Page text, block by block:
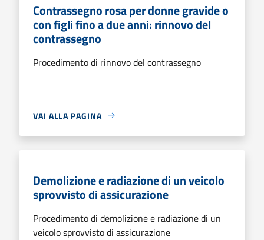
Contrassegno rosa per donne gravide o
con figli fino a due anni: rinnovo del
contrassegno
Procedimento di rinnovo del contrassegno
VAI ALLA PAGINA
Demolizione e radiazione di un veicolo
sprovvisto di assicurazione
Procedimento di demolizione e radiazione di un
veicolo sprovvisto di assicurazione